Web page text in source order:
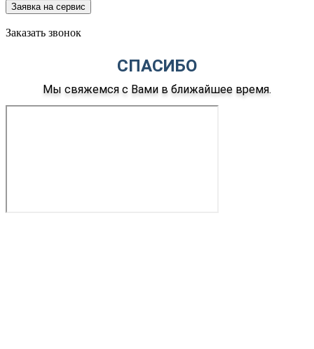
Заявка на сервис
Заказать звонок
СПАСИБО
Мы свяжемся с Вами в ближайшее время.